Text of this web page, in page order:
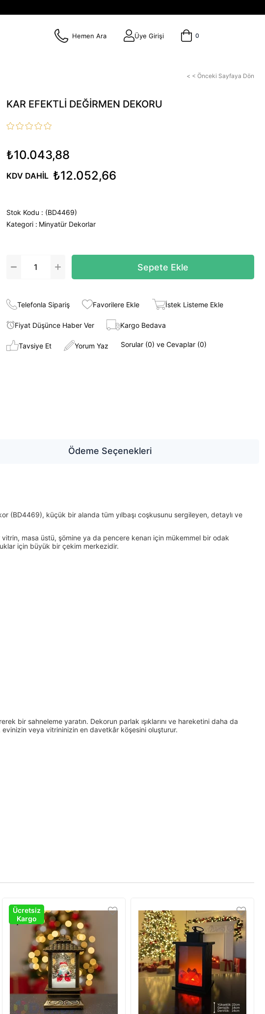
Hemen Ara Üye Girişi 0
< < Önceki Sayfaya Dön
KAR EFEKTLİ DEĞİRMEN DEKORU
₺10.043,88
KDV DAHIL ₺12.052,66
Stok Kodu
(BD4469)
Kategori : Minyatür Dekorlar
Telefonla Sipariş Favorilere Ekle İstek Listeme Ekle
Fiyat Düşünce Haber Ver Kargo Bedava
Tavsiye Et Yorum Yaz Sorular (0) ve Cevaplar (0)
Ödeme Seçenekleri
(BD4469), küçük bir alanda tüm yılbaşı coşkusunu sergileyen, detaylı ve
masa üstü, şömine ya da pencere kenarı için mükemmel bir odak
için büyük bir çekim merkezidir.
bir sahneleme yaratın. Dekorun parlak ışıklarını ve hareketini daha da
veya vitrininizin en davetkâr köşesini oluşturur.
Ücretsiz
Kargo